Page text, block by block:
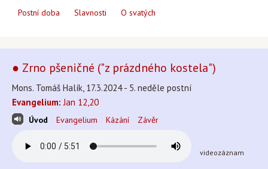
Postní doba Slavnosti O svatých
● Zrno pšeničné ("z prázdného kostela")
Mons. Tomáš Halík, 17.3.2024 - 5. neděle postní
Evangelium: Jan 12,20
Úvod Evangelium Kázání Závěr
videozáznam